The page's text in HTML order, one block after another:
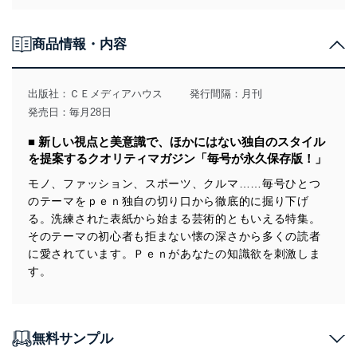
用目的を明確にし、本人の同意を得たうえで利用目的の
達成に必要な範囲内で適法かつ公正な手段によって取
得・利用・提供を行います。また、当社が保有している
個人情報は、同意を得ずに目的外利用、第三者への提
みを確実にするため、従業者等の教育を徹底してまいり
ます。また、目的外利用を行わないために、適切な管理
措置を講じます。
法令遵守
当社は、個人情報に関連する法令、国が定める指針及び
その他の規範を遵守します。また、当社の管理の仕組み
当社は、個人情報の正確性及び安全性を確保するため
商品情報・内容
出版社： ＣＥメディアハウス
発行間隔：月刊
発売日：毎月28日
■ 新しい視点と美意識で、ほかにはない独自のスタイル
を提案するクオリティマガジン「毎号が永久保存版！」
モノ、ファッション、スポーツ、クルマ……毎号ひとつ
のテーマをｐｅｎ独自の切り口から徹底的に掘り下げ
る。洗練された表紙から始まる芸術的ともいえる特集。
そのテーマの初心者も拒まない懐の深さから多くの読者
に愛されています。Ｐｅｎがあなたの知識欲を刺激しま
す。
無料サンプル